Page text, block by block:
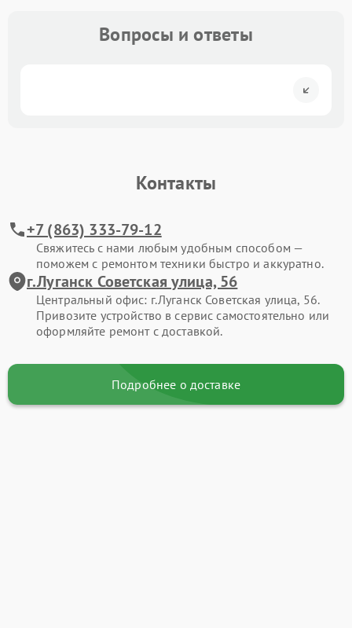
Вопросы и ответы
Контакты
+7 (863) 333-79-12
Свяжитесь с нами любым удобным способом —
поможем с ремонтом техники быстро и аккуратно.
г.Луганск Советская улица, 56
Центральный офис: г.Луганск Советская улица, 56.
Привозите устройство в сервис самостоятельно или
оформляйте ремонт с доставкой.
Подробнее о доставке